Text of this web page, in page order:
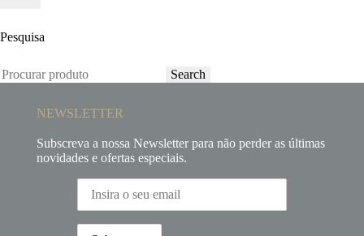
Pesquisa
Search
NEWSLETTER
Subscreva a nossa Newsletter para não perder as últimas
novidades e ofertas especiais.